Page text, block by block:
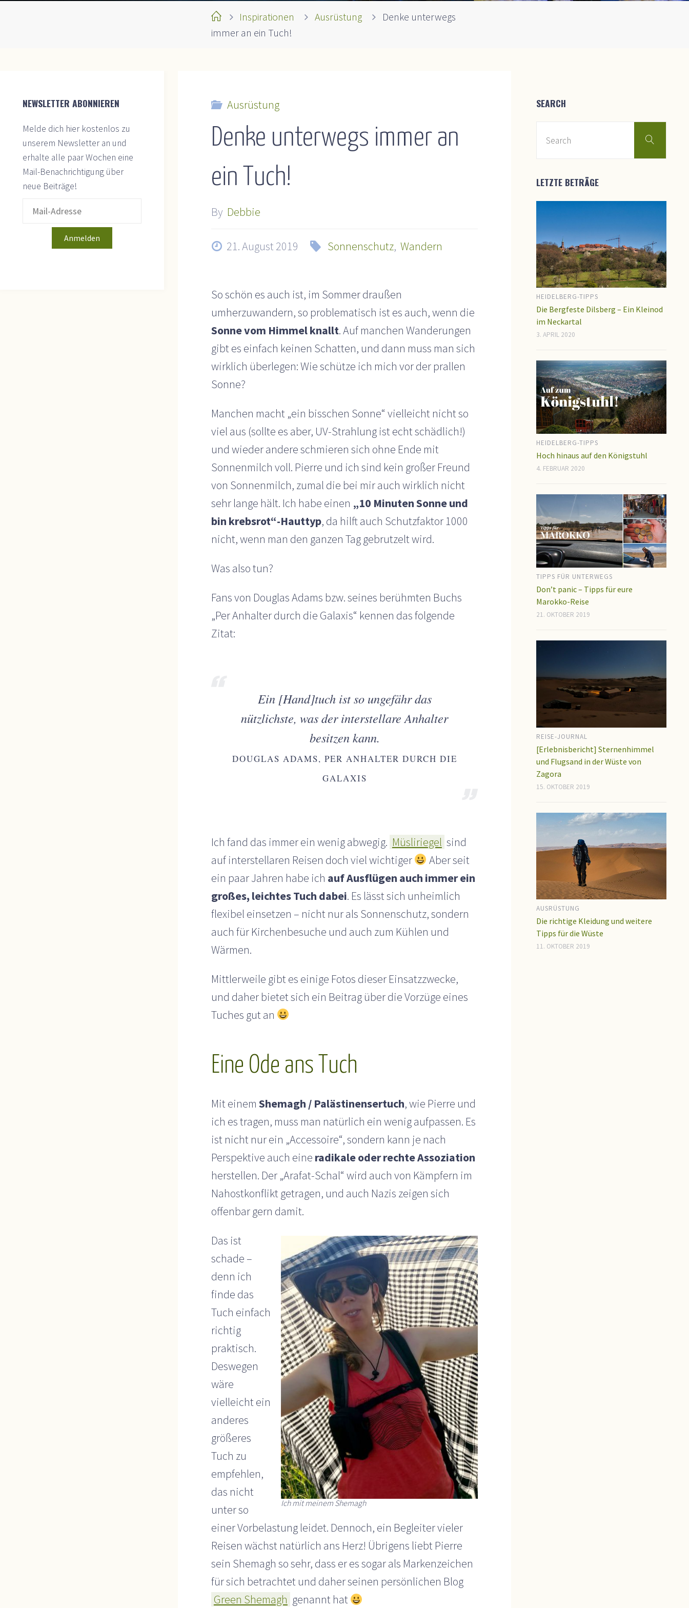
HomeInspirationen Ausrüstung
Denke unterwegs
immer an ein Tuch!
Ausrüstung
Denke unterwegs immer an
ein Tuch!
By Debbie
21. August 2019 Sonnenschutz, Wandern
So schön es auch ist, im Sommer draußen
umherzuwandern, so problematisch ist es auch, wenn die
Sonne vom Himmel knallt. Auf manchen Wanderungen
gibt es einfach keinen Schatten, und dann muss man sich
wirklich überlegen: Wie schütze ich mich vor der prallen
Sonne?
Manchen macht „ein bisschen Sonne“ vielleicht nicht so
viel aus (sollte es aber, UV-Strahlung ist echt schädlich!)
und wieder andere schmieren sich ohne Ende mit
Sonnenmilch voll. Pierre und ich sind kein großer Freund
von Sonnenmilch, zumal die bei mir auch wirklich nicht
sehr lange hält. Ich habe einen „10 Minuten Sonne und
bin krebsrot“-Hauttyp, da hilft auch Schutzfaktor 1000
nicht, wenn man den ganzen Tag gebrutzelt wird.
Was also tun?
Fans von Douglas Adams bzw. seines berühmten Buchs
„Per Anhalter durch die Galaxis“ kennen das folgende
Zitat:
Ein [Hand]tuch ist so ungefähr das
nützlichste, was der interstellare Anhalter
besitzen kann.
DOUGLAS ADAMS, PER ANHALTER DURCH DIE
GALAXIS
Ich fand das immer ein wenig abwegig. Müsliriegel sind
auf interstellaren Reisen doch viel wichtiger
Aber seit
ein paar Jahren habe ich auf Ausflügen auch immer ein
großes, leichtes Tuch dabei. Es lässt sich unheimlich
flexibel einsetzen – nicht nur als Sonnenschutz, sondern
auch für Kirchenbesuche und auch zum Kühlen und
Wärmen.
Mittlerweile gibt es einige Fotos dieser Einsatzzwecke,
und daher bietet sich ein Beitrag über die Vorzüge eines
Tuches gut an
Eine Ode ans Tuch
Mit einem Shemagh / Palästinensertuch, wie Pierre und
ich es tragen, muss man natürlich ein wenig aufpassen. Es
ist nicht nur ein „Accessoire“, sondern kann je nach
Perspektive auch eine radikale oder rechte Assoziation
herstellen. Der „Arafat-Schal“ wird auch von Kämpfern im
Nahostkonflikt getragen, und auch Nazis zeigen sich
offenbar gern damit.
Ich mit meinem Shemagh
Das ist
schade –
denn ich
finde das
Tuch einfach
richtig
praktisch.
Deswegen
wäre
vielleicht ein
anderes
größeres
Tuch zu
empfehlen,
das nicht
unter so
einer Vorbelastung leidet. Dennoch, ein Begleiter vieler
Reisen wächst natürlich ans Herz! Übrigens liebt Pierre
sein Shemagh so sehr, dass er es sogar als Markenzeichen
für sich betrachtet und daher seinen persönlichen Blog
Green Shemagh genannt hat
NEWSLETTER ABONNIEREN
Melde dich hier kostenlos zu
unserem Newsletter an und
erhalte alle paar Wochen eine
Mail-Benachrichtigung über
neue Beiträge!
SEARCH
Search
LETZTE BETRÄGE
HEIDELBERG-TIPPS
Die Bergfeste Dilsberg – Ein Kleinod
im Neckartal
3. APRIL 2020
HEIDELBERG-TIPPS
Hoch hinaus auf den Königstuhl
4. FEBRUAR 2020
TIPPS FÜR UNTERWEGS
Don’t panic – Tipps für eure
Marokko-Reise
21. OKTOBER 2019
REISE-JOURNAL
[Erlebnisbericht] Sternenhimmel
und Flugsand in der Wüste von
Zagora
15. OKTOBER 2019
AUSRÜSTUNG
Die richtige Kleidung und weitere
Tipps für die Wüste
11. OKTOBER 2019